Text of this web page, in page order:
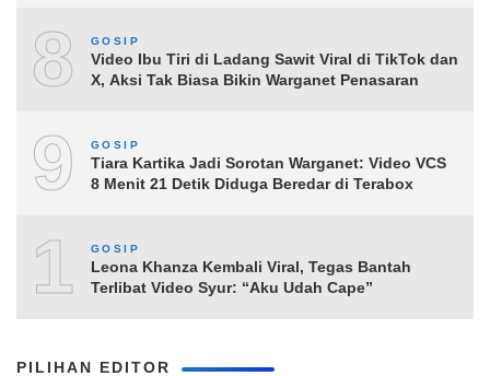
8 GOSIP
Video Ibu Tiri di Ladang Sawit Viral di TikTok dan
X, Aksi Tak Biasa Bikin Warganet Penasaran
9 GOSIP
Tiara Kartika Jadi Sorotan Warganet: Video VCS
8 Menit 21 Detik Diduga Beredar di Terabox
10
GOSIP
Leona Khanza Kembali Viral, Tegas Bantah
Terlibat Video Syur: “Aku Udah Cape”
PILIHAN EDITOR